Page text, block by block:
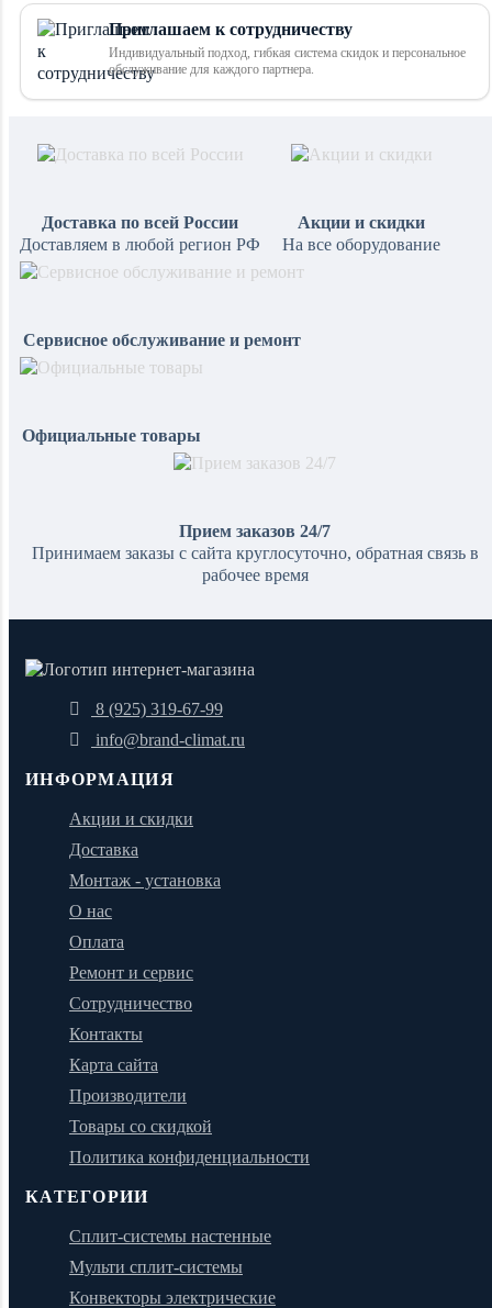
Приглашаем к сотрудничеству
Индивидуальный подход, гибкая система скидок и персональное
обслуживание для каждого партнера.
Доставка по всей России
Доставляем в любой регион РФ
Акции и скидки
На все оборудование
Сервисное обслуживание и ремонт
Официальные товары
Прием заказов 24/7
Принимаем заказы с сайта круглосуточно, обратная связь в
рабочее время
8 (925) 319-67-99
info@brand-climat.ru
ИНФОРМАЦИЯ
Акции и скидки
Доставка
Монтаж - установка
О нас
Оплата
Ремонт и сервис
Сотрудничество
Контакты
Карта сайта
Производители
Товары со скидкой
Политика конфиденциальности
КАТЕГОРИИ
Сплит-системы настенные
Мульти сплит-системы
Конвекторы электрические